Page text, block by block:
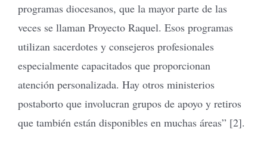
programas diocesanos, que la mayor parte de las
veces se llaman Proyecto Raquel. Esos programas
utilizan sacerdotes y consejeros profesionales
especialmente capacitados que proporcionan
atención personalizada. Hay otros ministerios
postaborto que involucran grupos de apoyo y retiros
que también están disponibles en muchas áreas” [2].